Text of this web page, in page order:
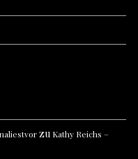
zu Kathy Reichs –